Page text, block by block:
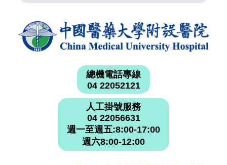
總機電話專線
04 22052121
人工掛號服務
04 22056631
週一至週五:8:00-17:00
週六8:00-12:00